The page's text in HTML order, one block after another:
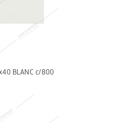
BLANC c/800